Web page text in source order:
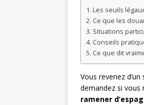
Les seuils
Ce que les
Situations
Conseils
Ce que dit
Vous revenez
demandez si vous
ramener